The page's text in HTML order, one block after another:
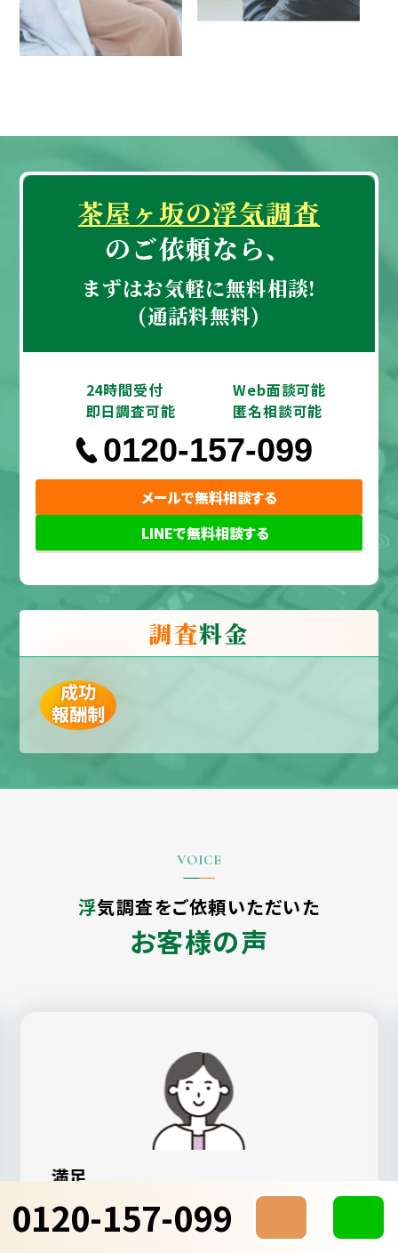
0120-157-099
茶屋ヶ坂の浮気調査
のご依頼なら、
まずはお気軽に無料相談!
(通話料無料)
24時間受付
Web面談可能
即日調査可能
匿名相談可能
0120-157-099
メールで無料相談する
LINEで無料相談する
調査料金
成功
報酬制
浮気調査をご依頼いただいた
お客様の声
満足
ALG探偵社が一番親身になってもらえた